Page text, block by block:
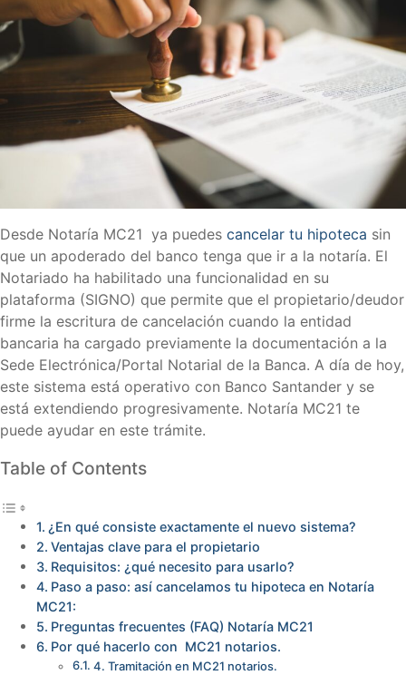
Desde Notaría MC21 ya puedes cancelar tu hipoteca sin
que un apoderado del banco tenga que ir a la notaría. El
Notariado ha habilitado una funcionalidad en su
plataforma (SIGNO) que permite que el propietario/deudor
firme la escritura de cancelación cuando la entidad
bancaria ha cargado previamente la documentación a la
Sede Electrónica/Portal Notarial de la Banca. A día de hoy,
este sistema está operativo con Banco Santander y se
está extendiendo progresivamente. Notaría MC21 te
puede ayudar en este trámite.
Table of Contents
¿En qué consiste exactamente el nuevo sistema?
Ventajas clave para el propietario
Requisitos: ¿qué necesito para usarlo?
Paso a paso: así cancelamos tu hipoteca en Notaría
MC21:
Preguntas frecuentes (FAQ) Notaría MC21
Por qué hacerlo con MC21 notarios.
4. Tramitación en MC21 notarios.